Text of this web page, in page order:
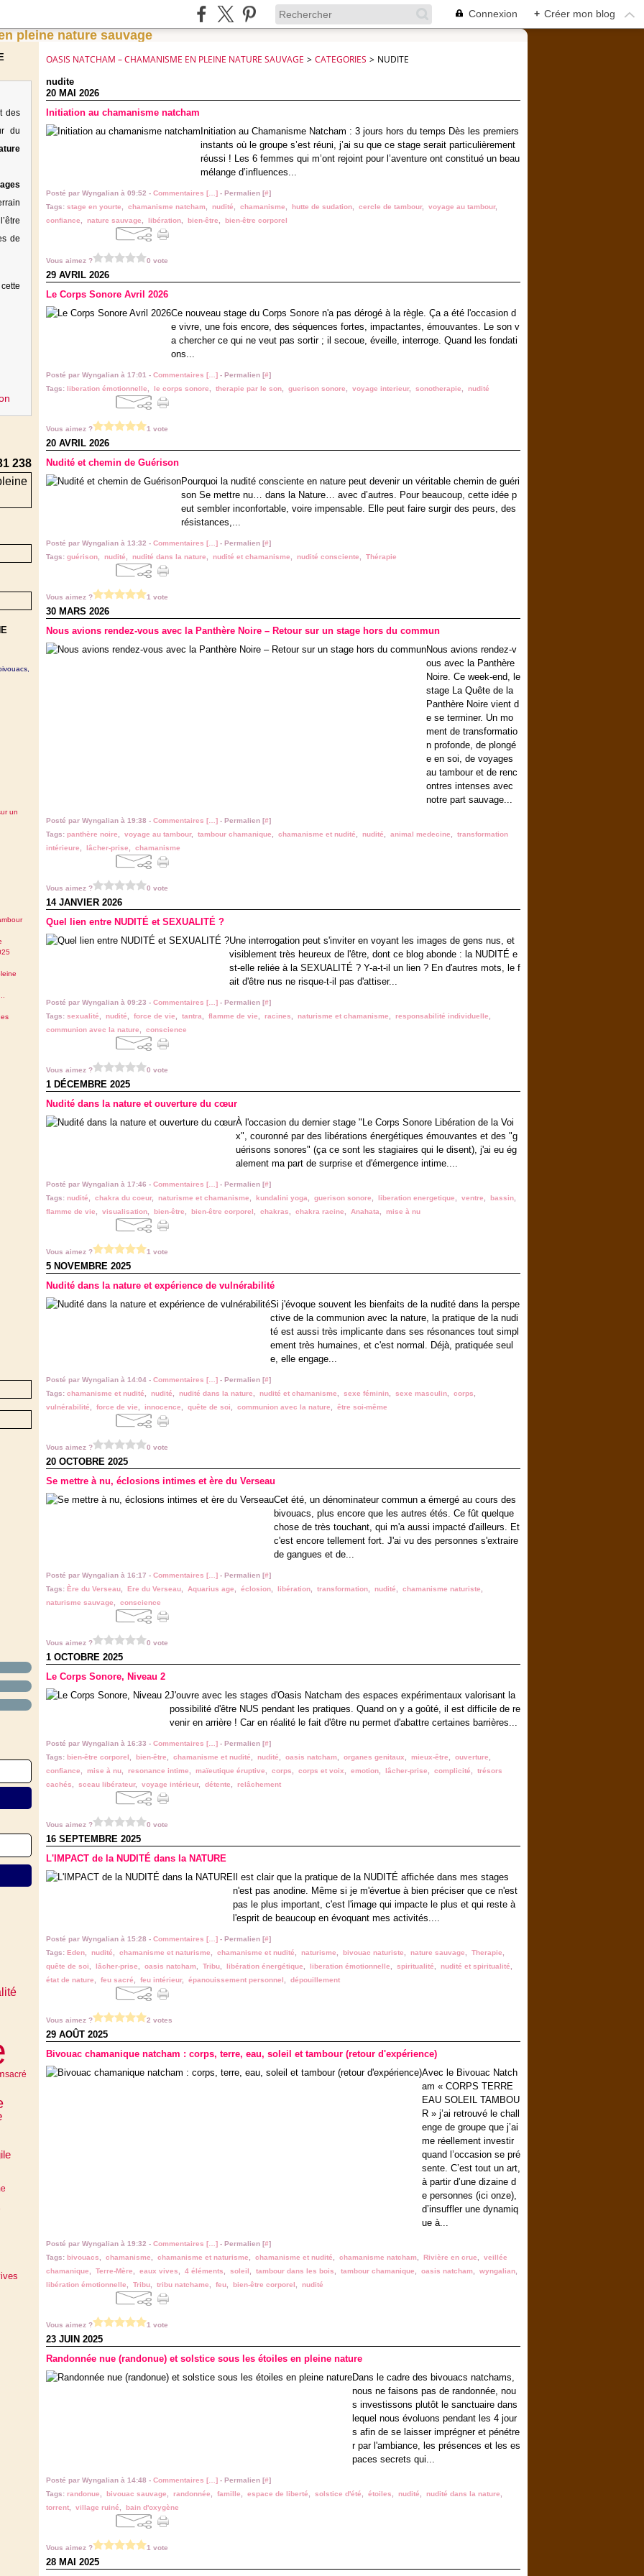
Connexion + Créer mon blog
des
du
de
238
un
sacré
OASIS NATCHAM – CHAMANISME EN PLEINE NATURE SAUVAGE > CATEGORIES > NUDITE
nudite
20 MAI 2026
Initiation au chamanisme natcham
Initiation au Chamanisme Natcham : 3 jours hors du temps Dès les premiers
instants où le groupe s’est réuni, j’ai su que ce stage serait particulièrement
réussi ! Les 6 femmes qui m’ont rejoint pour l’aventure ont constitué un beau
mélange d’influences...
Posté par Wyngalian à 09:52 - Commentaires [ ] - Permalien [#]
Tags: stage en yourte chamanisme natcham nudité chamanisme hutte de sudation cercle de tambour, voyage au tambour,
confiance
nature sauvage libération bien-être bien-être corporel
Vous aimez ? 0 vote
29 AVRIL 2026
Le Corps Sonore Avril 2026
Ce nouveau stage du Corps Sonore n'a pas dérogé à la règle. Ça a été l'occasion d
e vivre, une fois encore, des séquences fortes, impactantes, émouvantes. Le son v
a chercher ce qui ne veut pas sortir ; il secoue, éveille, interroge. Quand les fondati
ons...
Posté par Wyngalian à 17:01 - Commentaires [ ] - Permalien [#]
Tags: liberation émotionnelle le corps sonore therapie par le son guerison sonore voyage interieur, sonotherapie nudité
Vous aimez ? 1 vote
20 AVRIL 2026
Nudité et chemin de Guérison
Pourquoi la nudité consciente en nature peut devenir un véritable chemin de guéri
son Se mettre nu… dans la Nature… avec d’autres. Pour beaucoup, cette idée p
eut sembler inconfortable, voire impensable. Elle peut faire surgir des peurs, des
résistances,...
Posté par Wyngalian à 13:32 - Commentaires [ ] - Permalien [#]
Tags: guérison nudité nudité dans la nature nudité et chamanisme nudité consciente Thérapie
Vous aimez ? 1 vote
30 MARS 2026
Nous avions rendez-vous avec la Panthère Noire – Retour sur un stage hors du commun
Nous avions rendez-v
ous avec la Panthère
Noire. Ce week-end, le
stage La Quête de la
Panthère Noire vient d
e se terminer. Un mo
ment de transformatio
n profonde, de plongé
e en soi, de voyages
au tambour et de renc
ontres intenses avec
notre part sauvage...
Posté par Wyngalian à 19:38 - Commentaires [ ] - Permalien [#]
Tags: panthère noire voyage au tambour, tambour chamanique chamanisme et nudité nudité animal medecine
transformation
intérieure
lâcher-prise chamanisme
Vous aimez ? 0 vote
14 JANVIER 2026
Quel lien entre NUDITÉ et SEXUALITÉ ?
Une interrogation peut s'inviter en voyant les images de gens nus, et
visiblement très heureux de l'être, dont ce blog abonde : la NUDITÉ e
st-elle reliée à la SEXUALITÉ ? Y-a-t-il un lien ? En d'autres mots, le f
ait d'être nus ne risque-t-il pas d'attiser...
Posté par Wyngalian à 09:23 - Commentaires [ ] - Permalien [#]
Tags: sexualité nudité force de vie tantra flamme de vie racines naturisme et chamanisme responsabilité individuelle
communion avec la nature
conscience
Vous aimez ? 0 vote
1 DÉCEMBRE 2025
Nudité dans la nature et ouverture du cœur
À l'occasion du dernier stage "Le Corps Sonore Libération de la Voi
x", couronné par des libérations énergétiques émouvantes et des "g
uérisons sonores" (ça ce sont les stagiaires qui le disent), j'ai eu ég
alement ma part de surprise et d'émergence intime....
Posté par Wyngalian à 17:46 - Commentaires [ ] - Permalien [#]
Tags: nudité chakra du coeur, naturisme et chamanisme kundalini yoga guerison sonore liberation energetique ventre bassin
flamme de vie
visualisation bien-être bien-être corporel chakras chakra racine Anahata mise à nu
Vous aimez ? 1 vote
5 NOVEMBRE 2025
Nudité dans la nature et expérience de vulnérabilité
Si j'évoque souvent les bienfaits de la nudité dans la perspe
ctive de la communion avec la nature, la pratique de la nudi
té est aussi très implicante dans ses résonances tout simpl
ement très humaines, et c'est normal. Déjà, pratiquée seul
e, elle engage...
Posté par Wyngalian à 14:04 - Commentaires [ ] - Permalien [#]
Tags: chamanisme et nudité nudité nudité dans la nature nudité et chamanisme sexe féminin sexe masculin corps
vulnérabilité
force de vie innocence quête de soi communion avec la nature être soi-même
Vous aimez ? 0 vote
20 OCTOBRE 2025
Se mettre à nu, éclosions intimes et ère du Verseau
Cet été, un dénominateur commun a émergé au cours des
bivouacs, plus encore que les autres étés. Ce fût quelque
chose de très touchant, qui m'a aussi impacté d'ailleurs. Et
c'est encore tellement fort. J'ai vu des personnes s'extraire
de gangues et de...
Posté par Wyngalian à 16:17 - Commentaires [ ] - Permalien [#]
Tags: Ère du Verseau Ere du Verseau Aquarius age éclosion libération transformation nudité chamanisme naturiste
naturisme sauvage
conscience
Vous aimez ? 0 vote
1 OCTOBRE 2025
Le Corps Sonore, Niveau 2
J'ouvre avec les stages d'Oasis Natcham des espaces expérimentaux valorisant la
possibilité d'être NUS pendant les pratiques. Quand on y a goûté, il est difficile de re
venir en arrière ! Car en réalité le fait d'être nu permet d'abattre certaines barrières...
Posté par Wyngalian à 16:33 - Commentaires [ ] - Permalien [#]
Tags: bien-être corporel bien-être chamanisme et nudité nudité oasis natcham organes genitaux mieux-être ouverture
confiance
mise à nu resonance intime maïeutique éruptive corps corps et voix emotion lâcher-prise complicité
trésors
cachés
sceau libérateur, voyage intérieur, détente relâchement
Vous aimez ? 0 vote
16 SEPTEMBRE 2025
L'IMPACT de la NUDITÉ dans la NATURE
Il est clair que la pratique de la NUDITÉ affichée dans mes stages
n'est pas anodine. Même si je m'évertue à bien préciser que ce n'est
pas le plus important, c'est l'image qui impacte le plus et qui reste à
l'esprit de beaucoup en évoquant mes activités....
Posté par Wyngalian à 15:28 - Commentaires [ ] - Permalien [#]
Tags: Eden nudité chamanisme et naturisme chamanisme et nudité naturisme bivouac naturiste nature sauvage Therapie
quête de soi
lâcher-prise oasis natcham Tribu libération énergétique liberation émotionnelle spiritualité nudité et spiritualité
état de nature
feu sacré feu intérieur, épanouissement personnel dépouillement
Vous aimez ? 2 votes
29 AOÛT 2025
Bivouac chamanique natcham : corps, terre, eau, soleil et tambour (retour d'expérience)
Avec le Bivouac Natch
am « CORPS TERRE
EAU SOLEIL TAMBOU
R » j’ai retrouvé le chall
enge de groupe que j’ai
me réellement investir
quand l’occasion se pré
sente. C’est tout un art,
à partir d’une dizaine d
e personnes (ici onze),
d’insuffler une dynamiq
ue à...
Posté par Wyngalian à 19:32 - Commentaires [ ] - Permalien [#]
Tags: bivouacs chamanisme chamanisme et naturisme chamanisme et nudité chamanisme natcham Rivière en crue
veillée
chamanique
Terre-Mère eaux vives 4 éléments soleil tambour dans les bois tambour chamanique oasis natcham wyngalian
libération émotionnelle
Tribu tribu natchame feu bien-être corporel nudité
Vous aimez ? 1 vote
23 JUIN 2025
Randonnée nue (randonue) et solstice sous les étoiles en pleine nature
Dans le cadre des bivouacs natchams,
nous ne faisons pas de randonnée, nou
s investissons plutôt le sanctuaire dans
lequel nous évoluons pendant les 4 jour
s afin de se laisser imprégner et pénétre
r par l'ambiance, les présences et les es
paces secrets qui...
Posté par Wyngalian à 14:48 - Commentaires [ ] - Permalien [#]
Tags: randonue bivouac sauvage randonnée famille espace de liberté solstice d'été étoiles nudité nudité dans la nature
torrent
village ruiné bain d'oxygène
Vous aimez ? 1 vote
28 MAI 2025